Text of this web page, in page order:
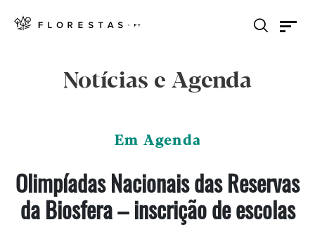
Notícias e Agenda
Em Agenda
Olimpíadas Nacionais das Reservas
da Biosfera – inscrição de escolas